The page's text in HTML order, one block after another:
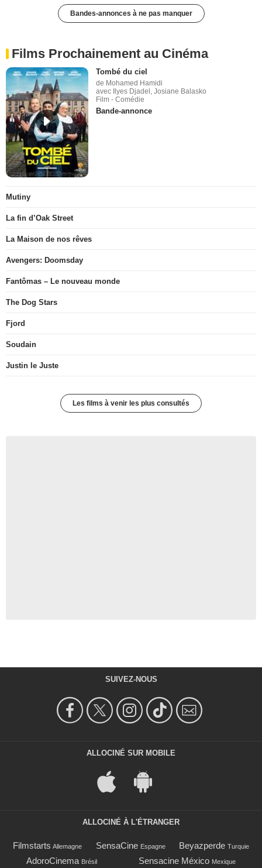
Bandes-annonces à ne pas manquer
Films Prochainement au Cinéma
Tombé du ciel
de Mohamed Hamidi
avec Ilyes Djadel, Josiane Balasko
Film - Comédie
Bande-annonce
Mutiny
La fin d’Oak Street
La Maison de nos rêves
Avengers: Doomsday
Fantômas – Le nouveau monde
The Dog Stars
Fjord
Soudain
Justin le Juste
Les films à venir les plus consultés
SUIVEZ-NOUS
ALLOCINÉ SUR MOBILE
ALLOCINÉ À L'ÉTRANGER
Filmstarts Allemagne SensaCine Espagne Beyazperde Turquie
AdoroCinema Brésil Sensacine México Mexique